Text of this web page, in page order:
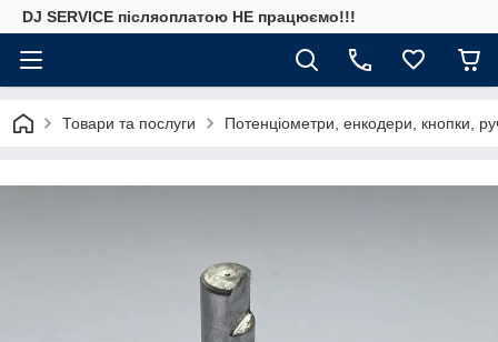
DJ SERVICE пiсляоплатою НЕ працюємо!!!
Товари та послуги Потенціометри, енкодери, кнопки,